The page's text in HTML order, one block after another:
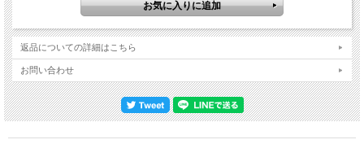
返品についての詳細はこちら
お問い合わせ